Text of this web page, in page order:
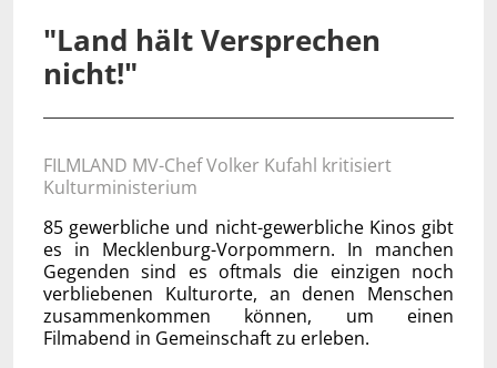
"Land hält Versprechen
nicht!"
FILMLAND MV-Chef Volker Kufahl kritisiert
Kulturministerium
85 gewerbliche und nicht-gewerbliche Kinos gibt
es in Mecklenburg-Vorpommern. In manchen
Gegenden sind es oftmals die einzigen noch
verbliebenen Kulturorte, an denen Menschen
zusammenkommen können, um einen
Filmabend in Gemeinschaft zu erleben.